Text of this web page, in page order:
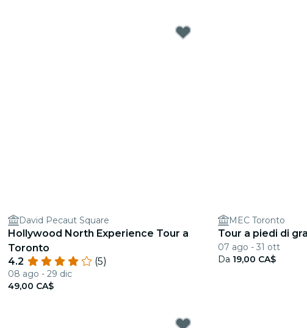
David Pecaut Square
Hollywood North Experience Tour a
Toronto
4.2
(5)
08 ago - 29 dic
49,00 CA$
MEC Toronto
Tour a piedi di
07 ago - 31 ott
Da 19,00 CA$